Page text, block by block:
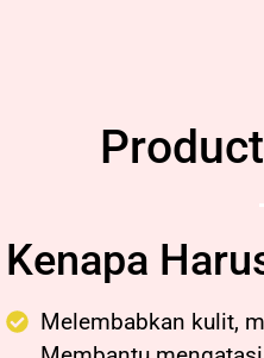
Kenapa
Melembabkan kulit,